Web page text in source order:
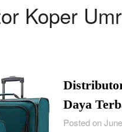
Koper
Daya
Posted on